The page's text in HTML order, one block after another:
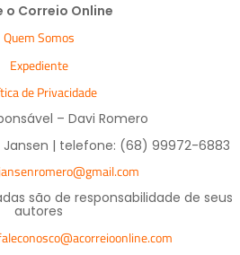
o Correio Online
Quem Somos
Expediente
de Privacidade
– Davi Romero
| telefone: (68) 99972-6883
são de responsabilidade de seus
autores